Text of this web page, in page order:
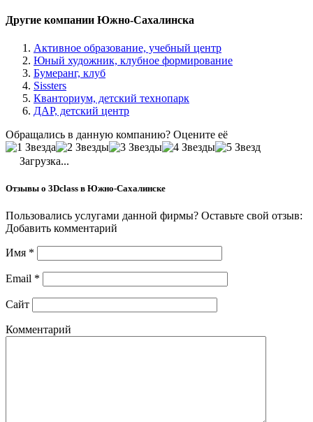
Другие компании Южно-Сахалинска
Активное образование, учебный центр
Юный художник, клубное формирование
Бумеранг, клуб
Sissters
Кванториум, детский технопарк
ДАР, детский центр
Обращались в данную компанию? Оцените её
Загрузка...
Отзывы о 3Dclass в Южно-Сахалинске
Пользовались услугами данной фирмы? Оставьте свой отзыв:
Добавить комментарий
Имя *
Email *
Сайт
Комментарий